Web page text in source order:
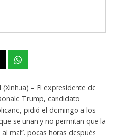
– El expresidente de
Trump, candidato
pidió el domingo a los
se unan y no permitan que la
mal”. pocas horas después